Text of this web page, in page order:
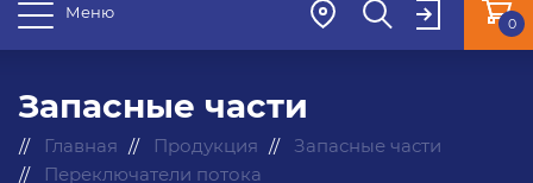
Меню
0
Запасные части
Главная Продукция
Запасные части
Переключатели потока